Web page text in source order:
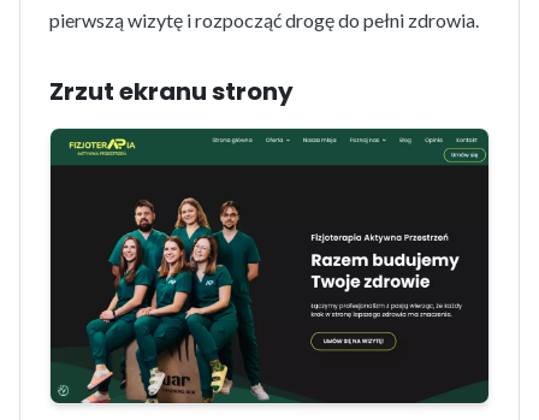
pierwszą wizytę i rozpocząć drogę do pełni zdrowia.
Zrzut ekranu strony